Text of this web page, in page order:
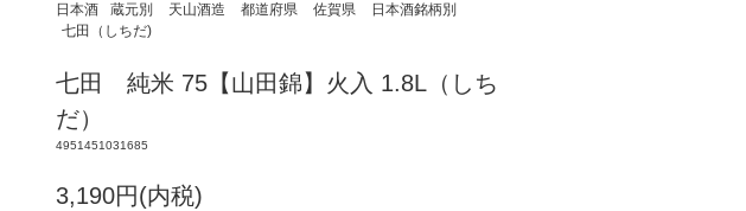
日本酒 蔵元別 天山酒造 都道府県 佐賀県
日本酒銘柄別
七田（しちだ)
七田 純米 75【山田錦】火入 1.8L（しち
だ）
4951451031685
3,190円(内税)